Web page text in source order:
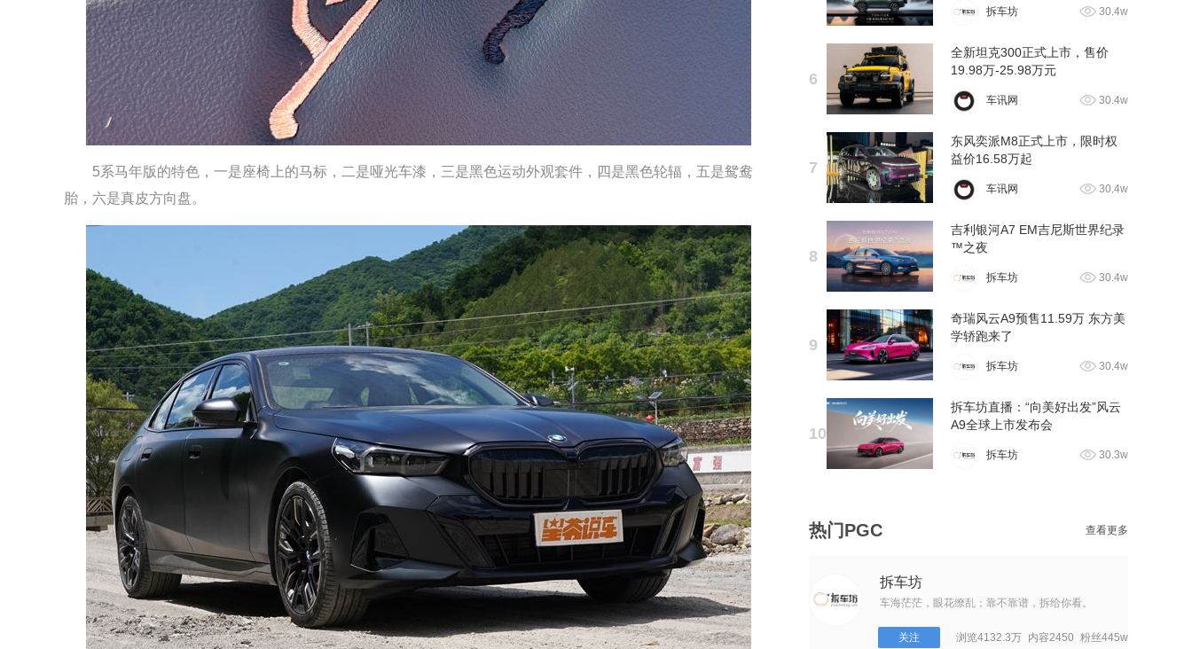
5系马年版的特色，一是座椅上的马标，二是哑光车漆，三是黑色运动外观套件，四是黑色轮辐，五是鸳鸯
胎，六是真皮方向盘。
拆车坊 30.4w
6
全新坦克300正式上市，售价
19.98万-25.98万元
车讯网 30.4w
7
东风奕派M8正式上市，限时权
益价16.58万起
车讯网 30.4w
8
吉利银河A7 EM吉尼斯世界纪录
™之夜
拆车坊 30.4w
9
奇瑞风云A9预售11.59万 东方美
学轿跑来了
拆车坊 30.4w
10
拆车坊直播：“向美好出发”风云
A9全球上市发布会
拆车坊 30.3w
热门PGC 查看更多
拆车坊
车海茫茫，眼花缭乱；靠不靠谱，拆给你看。
关注 粉丝445w
内容2450
浏览4132.3万